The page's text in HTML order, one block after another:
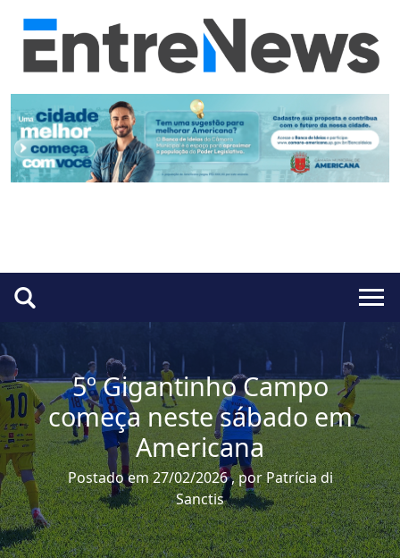
5º Gigantinho Campo
começa neste sábado em
Americana
Postado em 27/02/2026 , por Patrícia di
Sanctis